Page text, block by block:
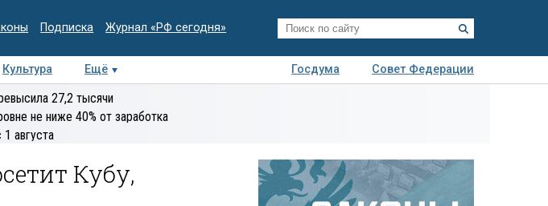
Подписка Журнал «РФ сегодня»
Культура Ещё Госдума
Совет Федерации
Колумнисты
экспертиза
27,2 тысячи
не ниже 40% от заработка
августа
Кубу,